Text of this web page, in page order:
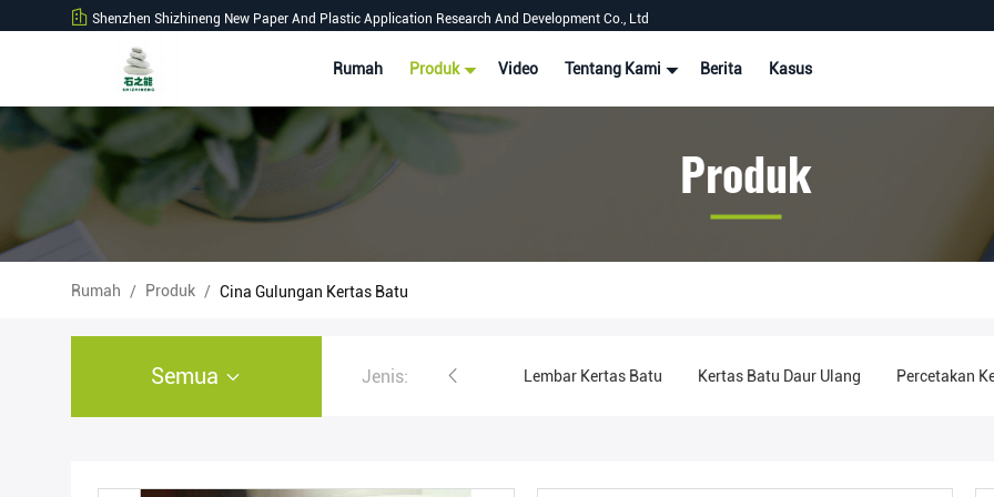
Shenzhen Shizhineng New Paper And Plastic Application Research And Development Co., Ltd
Rumah Produk Video Tentang Kami Berita Kasus
Produk
Rumah / Produk / Cina Gulungan Kertas Batu
Semua Jenis:
Gulungan Kertas Batu Lembar Kertas Batu Kertas Batu Daur Ulang Percetakan